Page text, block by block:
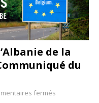
de la
du
fermés